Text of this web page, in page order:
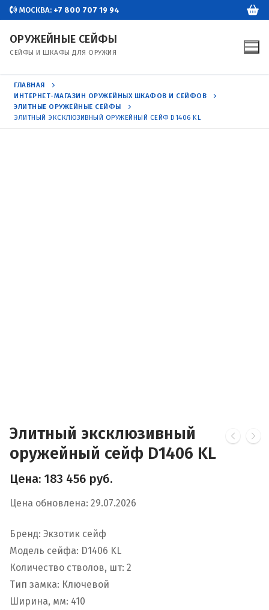
Перейти
содержимому
МОСКВА: +7 800 707 19 94
ОРУЖЕЙНЫЕ СЕЙФЫ
СЕЙФЫ И ШКАФЫ ДЛЯ ОРУЖИЯ
ГЛАВНАЯ
ИНТЕРНЕТ-МАГАЗИН ОРУЖЕЙНЫХ ШКАФОВ И СЕЙФОВ
ЭЛИТНЫЕ ОРУЖЕЙНЫЕ СЕЙФЫ
ЭЛИТНЫЙ ЭКСКЛЮЗИВНЫЙ ОРУЖЕЙНЫЙ СЕЙФ D1406 KL
Элитный эксклюзивный
оружейный сейф D1406 KL
Цена: 183 456 руб.
Цена обновлена: 29.07.2026
Бренд: Экзотик сейф
Модель сейфа: D1406 KL
Количество стволов, шт: 2
Тип замка: Ключевой
Ширина, мм: 410